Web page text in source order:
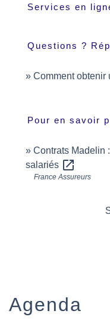
Services en
Questions ?
Comment obtenir
Pour en savoir
Contrats Madelin
salariés open_in_new
France Assureurs
Agenda